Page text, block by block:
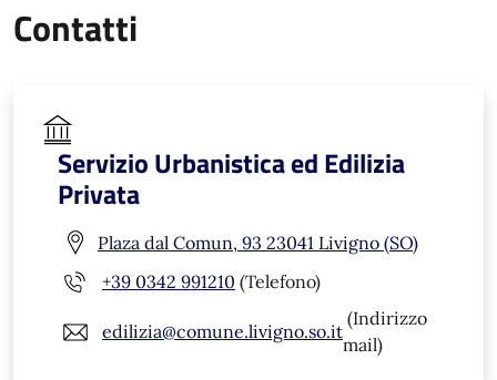
Contatti
Servizio Urbanistica ed Edilizia
Privata
Plaza dal Comun, 93 23041 Livigno (SO)
+39 0342 991210 (Telefono)
edilizia@comune.livigno.so.it
(Indirizzo
mail)